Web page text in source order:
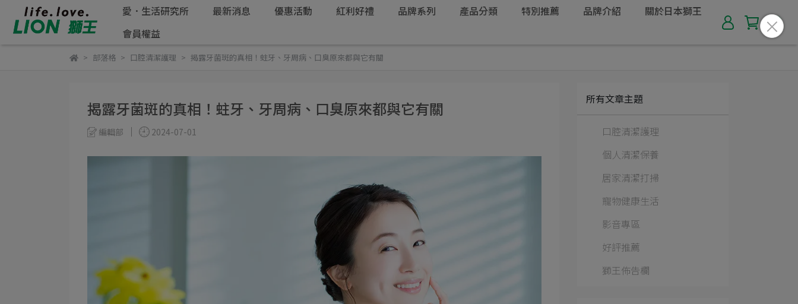
愛．生活研究所 最新消息 優惠活動 紅利好禮 品牌系列 產品分類 特別推薦 品牌介紹
關於日本獅王
會員權益
部落格 口腔清潔護理 揭露牙菌斑的真相！蛀牙、牙周病、口臭原來都與它有關
揭露牙菌斑的真相！蛀牙、牙周病、口臭原來都與它有關
編輯部 2024-07-01
所有文章主題
口腔清潔護理
個人清潔保養
居家清潔打掃
寵物健康生活
影音專區
好評推薦
獅王佈告欄